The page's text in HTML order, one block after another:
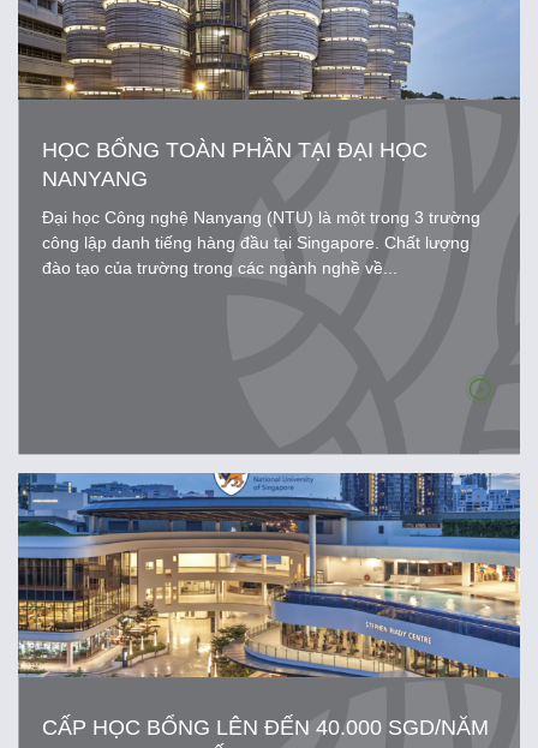
HỌC BỔNG TOÀN PHẦN TẠI ĐẠI HỌC
NANYANG
Đại học Công nghệ Nanyang (NTU) là một trong 3 trường
công lập danh tiếng hàng đầu tại Singapore. Chất lượng
đào tạo của trường trong các ngành nghề về...
CẤP HỌC BỔNG LÊN ĐẾN 40.000 SGD/NĂM